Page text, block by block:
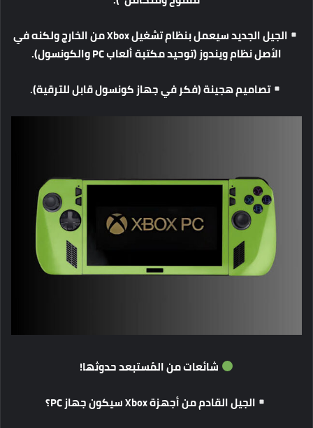
الجيلالجديدسيعملبنظامتشغيلXbox منالخارجولكنهفي
الأصلنظامويندوز(توحيدمكتبةألعاب والكونسول).
تصاميمهجينة(فكرفيجهازكونسولقابلللترقية).
شائعاتمنالمُستبعدحدوثها!
الجيلالقادممنأجهزةXbox سيكونجهازPC
؟